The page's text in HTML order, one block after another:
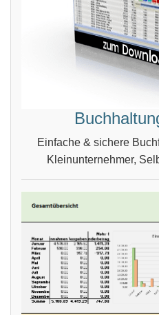
Einfache & sichere
Kleinunternehmer,